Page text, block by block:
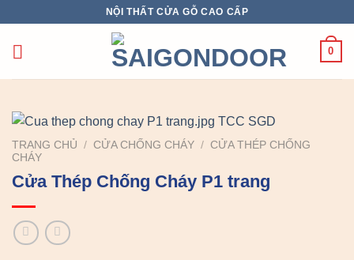
nội
NỘI THẤT CỬA GỖ CAO CẤP
0
TRANG CHỦ / CỬA CHỐNG CHÁY / CỬA THÉP CHỐNG
CHÁY
Cửa Thép Chống Cháy P1 trang